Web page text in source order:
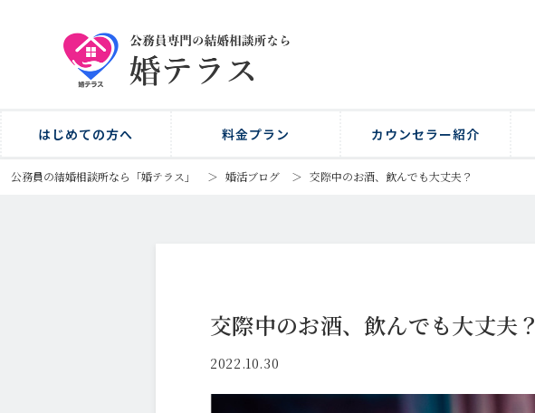
はじめての方へ 料金プラン カウンセラー紹介
公務員の結婚相談所なら「婚テラス」 ＞ 婚活ブログ ＞ 交際中のお酒、飲んでも大丈夫？
交際中のお酒、飲んでも大丈夫？
2022.10.30